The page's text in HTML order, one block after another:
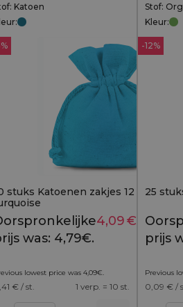
stuks,
en
2,99 €
is:
Katoen
stuks Katoenen zakjes 12 x 15 cm -
was: 4,79€.
4,09€
prijs is:
lowest price was 4,09€.
€ / st. 1 verp. = 10 st.
Stof:
Kleur:
-12%
25
prijs
Previous
0,09 € /